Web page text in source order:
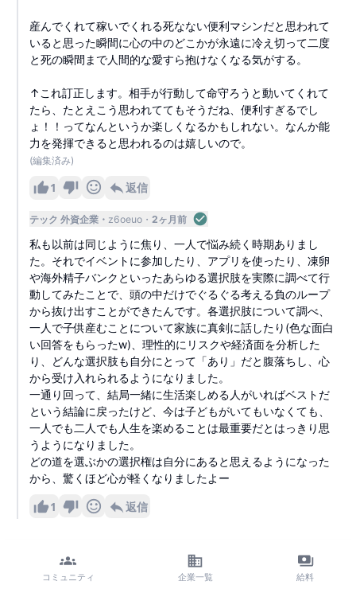
産んでくれて稼いでくれる死なない便利マシンだと思われて
いると思った瞬間に心の中のどこかが永遠に冷え切って二度
と死の瞬間まで人間的な愛すら抱けなくなる気がする。
↑これ訂正します。相手が行動して命守ろうと動いてくれて
たら、たとえこう思われててもそうだね、便利すぎるでし
ょ！！ってなんというか楽しくなるかもしれない。なんか能
力を発揮できると思われるのは嬉しいので。
(編集済み)
1 返信
テック 外資企業 z6oeuo 2ヶ月前
私も以前は同じように焦り、一人で悩み続く時期ありまし
た。それでイベントに参加したり、アプリを使ったり、凍卵
や海外精子バンクといったあらゆる選択肢を実際に調べて行
動してみたことで、頭の中だけでぐるぐる考える負のループ
から抜け出すことができたんです。各選択肢について調べ、
一人で子供産むことについて家族に真剣に話したり(色な面白
い回答をもらったw)、理性的にリスクや経済面を分析した
り、どんな選択肢も自分にとって「あり」だと腹落ちし、心
から受け入れられるようになりました。
一通り回って、結局一緒に生活楽しめる人がいればベストだ
という結論に戻ったけど、今は子どもがいてもいなくても、
一人でも二人でも人生を楽めることは最重要だとはっきり思
うようになりました。
どの道を選ぶかの選択権は自分にあると思えるようになった
から、驚くほど心が軽くなりましたよー
1 返信
コミュニティ 企業一覧 給料